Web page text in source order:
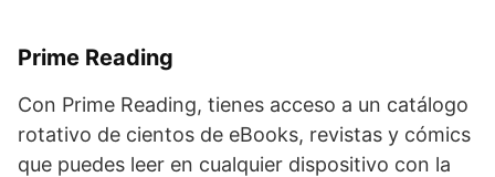
Prime Reading
Con Prime Reading, tienes acceso a un catálogo
rotativo de cientos de eBooks, revistas y cómics
que puedes leer en cualquier dispositivo con la